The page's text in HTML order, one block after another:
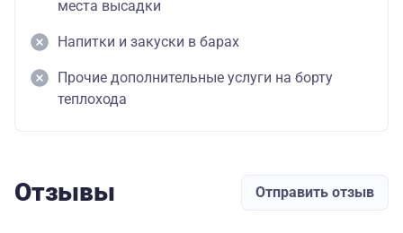
места высадки
Напитки и закуски в барах
Прочие дополнительные услуги на борту
теплохода
Отзывы Отправить отзыв